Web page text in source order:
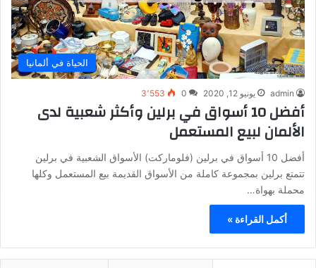
الحياة في ألمانيا
admin يونيو 12, 2020 0 3٬553
أفضل 10 أسواق في برلين وأكثر شعبية لدى
الألمان لبيع المستعمل
أفضل 10 أسواق في برلين (فلوماركت) الأسواق الشعبية في برلين
تتمتع برلين بمجموعة كاملة من الأسواق القديمة بيع المستعمل وكلها
محملة بهواة…
أكمل القراءة »